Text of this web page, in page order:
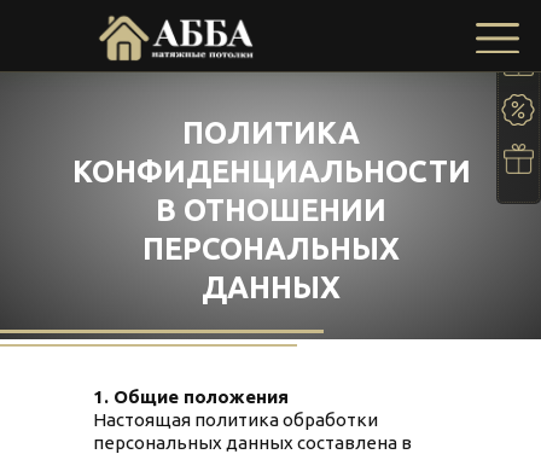
ПОЛИТИКА
КОНФИДЕНЦИАЛЬНОСТИ
В ОТНОШЕНИИ
ПЕРСОНАЛЬНЫХ
ДАННЫХ
1. Общие положения
Настоящая политика обработки
персональных данных составлена в